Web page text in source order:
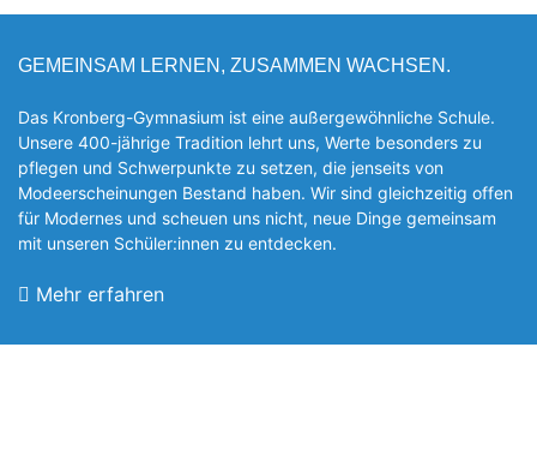
GEMEINSAM LERNEN, ZUSAMMEN WACHSEN.
Das Kronberg-Gymnasium ist eine außergewöhnliche Schule.
Unsere 400-jährige Tradition lehrt uns, Werte besonders zu
pflegen und Schwerpunkte zu setzen, die jen­seits von
Modeerscheinungen Be­stand haben. Wir sind gleichzeitig offen
für Modernes und scheuen uns nicht, neue Dinge gemeinsam
mit unseren Schüler:innen zu entde­cken.
Mehr erfahren